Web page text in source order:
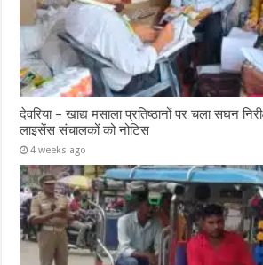
देवरिया – खाद्य मसाला प्रतिष्ठानों पर चला सघन
लाइसेंस संचालकों को नोटिस
4 weeks ago